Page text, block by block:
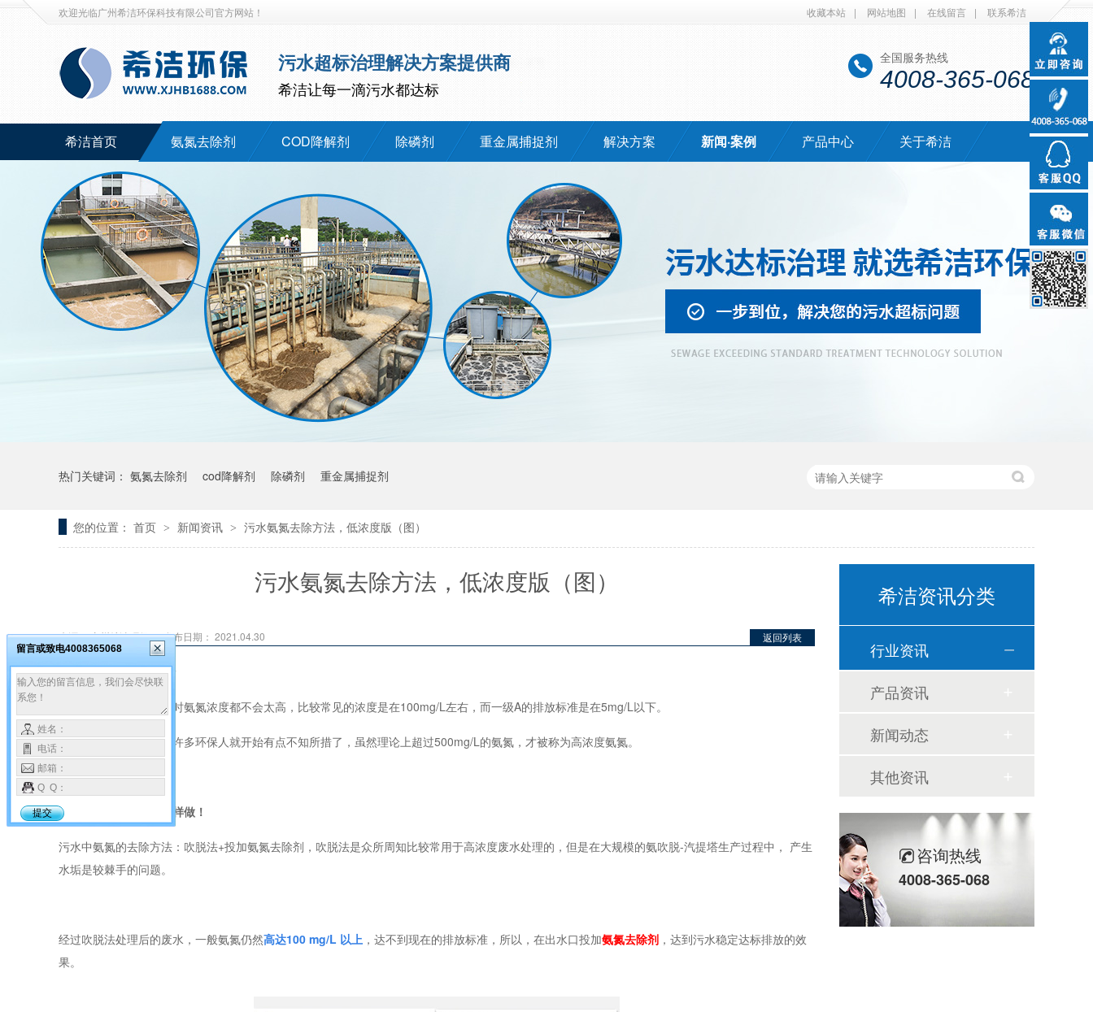
收藏本站 | 网站地图 | 在线留言 | 联系希洁
欢迎光临广州希洁环保科技有限公司官方网站！
污水超标治理解决方案提供商
希洁让每一滴污水都达标
全国服务热线
4008-365-068
希洁首页 氨氮去除剂 COD降解剂 除磷剂 重金属捕捉剂 解决方案 新闻·案例 产品中心 关于希洁
热门关键词： 氨氮去除剂 cod降解剂 除磷剂 重金属捕捉剂
您的位置： 首页 > 新闻资讯 > 污水氨氮去除方法，低浓度版（图）
污水氨氮去除方法，低浓度版（图）
返回列表
来源： 广州希洁环保 发布日期： 2021.04.30
污水氨氮去除方法
一般情况下，污水处理时氨氮浓度都不会太高，比较常见的浓度是在100mg/L左右，而一级A的排放标准是在5mg/L以下。
面对200mg/L的氨氮，许多环保人就开始有点不知所措了，虽然理论上超过500mg/L的氨氮，才被称为高浓度氨氮。
处理高浓度氨氮，要这样做！
污水中氨氮的去除方法：吹脱法+投加氨氮去除剂，吹脱法是众所周知比较常用于高浓度废水处理的，但是在大规模的氨吹脱-汽提塔生产过程中， 产生
水垢是较棘手的问题。
经过吹脱法处理后的废水，一般氨氮仍然高达100 mg/L 以上 ，达不到现在的排放标准，所以，在出水口投加氨氮去除剂 ，达到污水稳定达标排放的效
果。
希洁资讯分类
行业资讯
产品资讯
新闻动态
其他资讯
咨询热线
4008-365-068
留言或致电4008365068
姓名：
电话：
邮箱：
Q Q：
提交